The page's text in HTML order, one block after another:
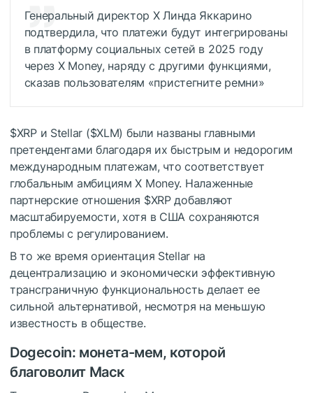
Генеральный директор X Линда Яккарино
подтвердила, что платежи будут интегрированы
в платформу социальных сетей в 2025 году
через X Money, наряду с другими функциями,
сказав пользователям «пристегните ремни»
$XRPи Stellar ($XLM) были названы главными
претендентами благодаря их быстрым и недорогим
международным платежам, что соответствует
глобальным амбициям X Money. Налаженные
партнерские отношения $XRPдобавляют
масштабируемости, хотя в США сохраняются
проблемы с регулированием.
В то же время ориентация Stellar на
децентрализацию и экономически эффективную
трансграничную функциональность делает ее
сильной альтернативой, несмотря на меньшую
известность в обществе.
Dogecoin: монета-мем, которой
благоволит Маск